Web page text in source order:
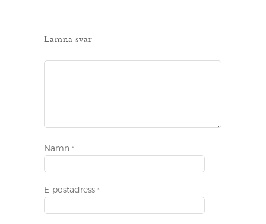
Lämna svar
Namn *
E-postadress *